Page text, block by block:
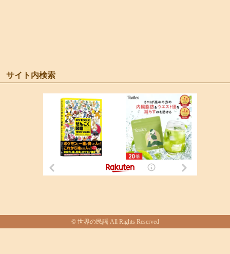
サイト内検索
© 世界の民謡 All Rights Reserved